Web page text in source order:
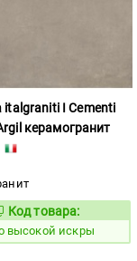
italgraniti I Cementi
керамогранит
1111409
Код товара:
высокой искры